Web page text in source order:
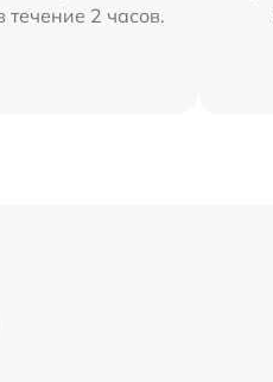
течение 2 часов.